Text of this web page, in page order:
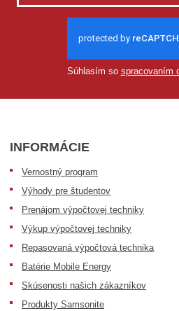
Súhlasím so spracovaním
INFORMÁCIE
Vernostný program
Výhody pre študentov
Prenájom výpočtovej techniky
Výkup výpočtovej techniky
Repasovaná výpočtová technika
Batérie Mobile Energy
Skúsenosti našich zákazníkov
Produkty Samsonite